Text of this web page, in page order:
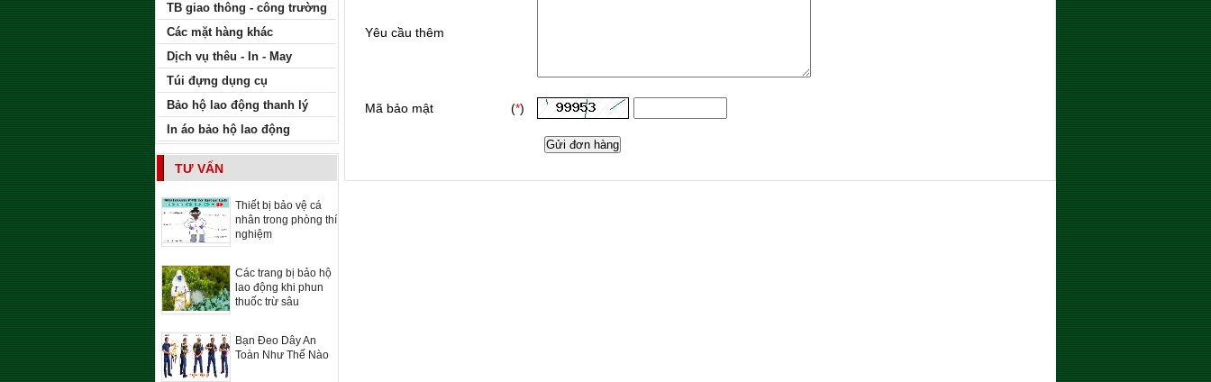
TB giao thông - công trường
Các mặt hàng khác
Dịch vụ thêu - In - May
Túi đựng dụng cụ
Bảo hộ lao động thanh lý
In áo bảo hộ lao động
TƯ VẤN
Thiết bị bảo vệ cá
nhân trong phòng thí
nghiệm
Các trang bị bảo hộ
lao động khi phun
thuốc trừ sâu
Bạn Đeo Dây An
Toàn Như Thế Nào
Yêu cầu thêm
Mã bảo mật (*)